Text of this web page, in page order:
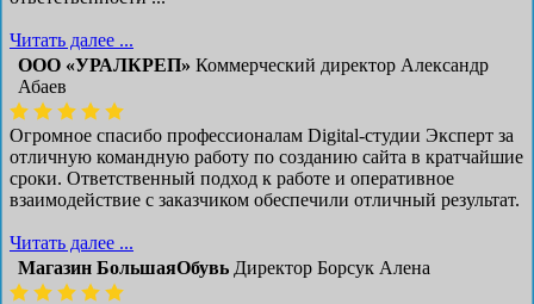
Читать далее ...
ООО «УРАЛКРЕП» Коммерческий директор Александр
Абаев
Огромное спасибо профессионалам Digital-студии Эксперт за
отличную командную работу по созданию сайта в кратчайшие
сроки. Ответственный подход к работе и оперативное
взаимодействие с заказчиком обеспечили отличный результат.
Читать далее ...
Магазин БольшаяОбувь Директор Борсук Алена